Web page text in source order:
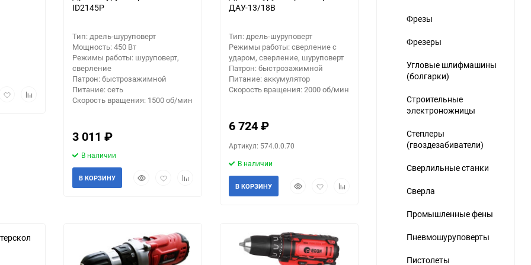
ДобавитьДобавить
ID2145P
Тип: дрель-шуруповерт
Мощность: 450 Вт
Режимы работы: шуруповерт,
сверление
Патрон: быстрозажимной
Питание: сеть
Скорость вращения: 1500 об/мин
3 011 ₽
В наличии
БыстрыйДобавитьДобавить
В КОРЗИНУ
ДАУ-13/18В
Тип: дрель-шуруповерт
Режимы работы: сверление с
ударом, сверление, шуруповерт
Патрон: быстрозажимной
Питание: аккумулятор
Скорость вращения: 2000 об/мин
6 724₽
Артикул: 574.0.0.70
В наличии
БыстрыйДобавитьДобавить
В КОРЗИНУ
Фрезы
Фрезеры
Угловые шлифмашины
(болгарки)
Строительные
электроножницы
Степлеры
(гвоздезабиватели)
Сверлильные станки
Сверла
Промышленные фены
Пневмошуруповерты
Пистолеты